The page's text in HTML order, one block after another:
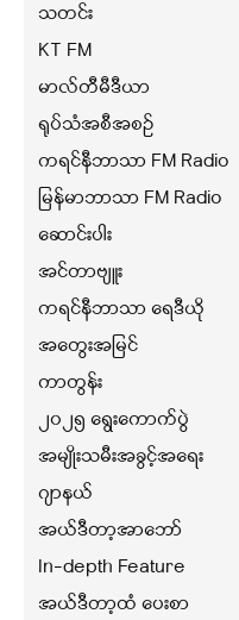
သတင်း
KT FM
မာလ်တီမီဒီယာ
ရုပ်သံအစီအစဉ်
ကရင်နီဘာသာ FM Radio
မြန်မာဘာသာ FM Radio
ဆောင်းပါး
အင်တာဗျူး
ကရင်နီဘာသာ ရေဒီယို
အတွေးအမြင်
ကာတွန်း
၂၀၂၅ ရွေးကောက်ပွဲ
အမျိုးသမီးအခွင့်အရေး
ဂျာနယ်
အယ်ဒီတာ့အာဘော်
In-depth Feature
အယ်ဒီတာ့ထံ ပေးစာ